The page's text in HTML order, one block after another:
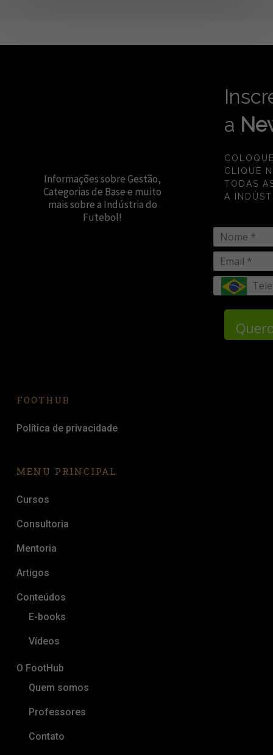
Informações sobre Gestão,
Categorias de Base e muito
mais sobre a Indústria do
Futebol!
a
CLIQUE
TODAS
A
FOOTHUB
Política de privacidade
MENU PRINCIPAL
Cursos
Consultoria
Mentoria
Artigos
Conteúdos
E-books
Vídeos
O FootHub
Quem somos
Professores
Contato